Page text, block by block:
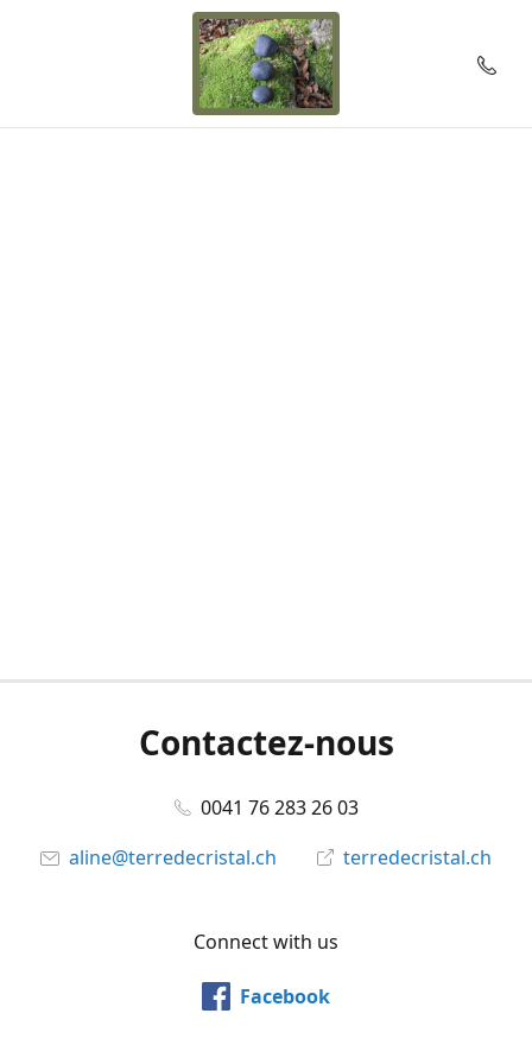
Contactez-nous
0041 76 283 26 03
aline@terredecristal.ch
terredecristal.ch
Connect with us
Facebook